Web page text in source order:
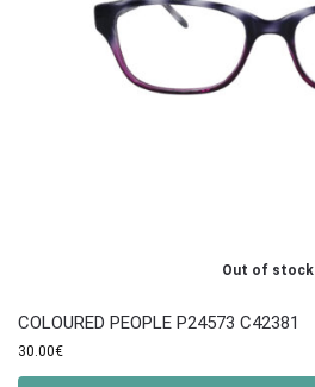
Out of stock
COLOURED PEOPLE P24573 C42381
30.00€